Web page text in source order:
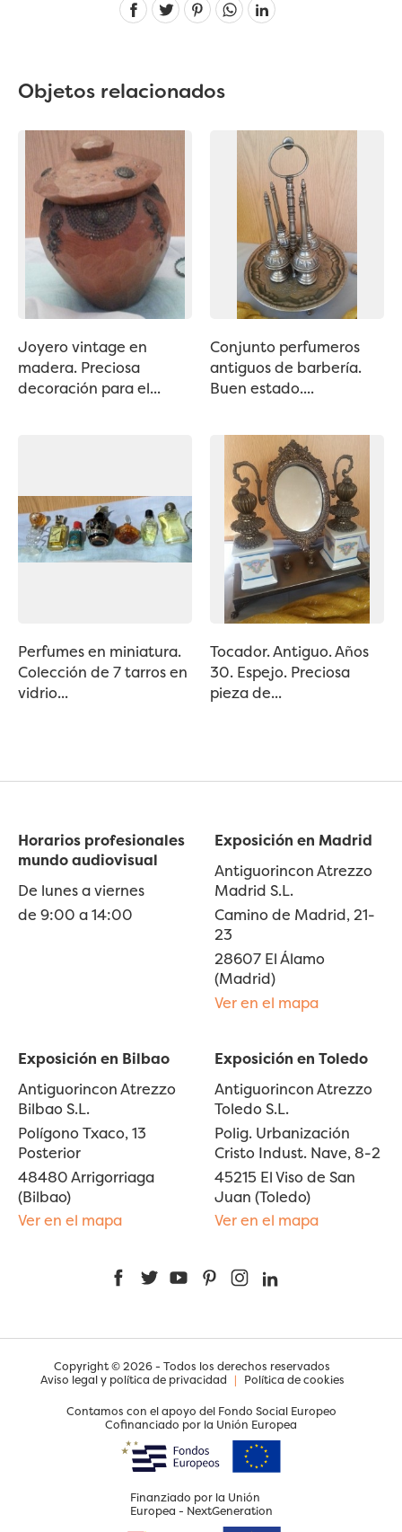
Linkedin
Objetos relacionados
Joyero vintage en
madera. Preciosa
decoración para el...
Conjunto perfumeros
antiguos de barbería.
Buen estado....
Perfumes en miniatura.
Colección de 7 tarros en
vidrio...
Tocador. Antiguo. Años
30. Espejo. Preciosa
pieza de...
Horarios profesionales
mundo audiovisual
De lunes a viernes
de 9:00 a 14:00
Exposición en Madrid
Antiguorincon Atrezzo
Madrid S.L.
Camino de Madrid, 21-
23
28607 El Álamo
(Madrid)
Ver en el mapa
Exposición en Bilbao
Antiguorincon Atrezzo
Bilbao S.L.
Polígono Txaco, 13
Posterior
48480 Arrigorriaga
(Bilbao)
Ver en el mapa
Exposición en Toledo
Antiguorincon Atrezzo
Toledo S.L.
Polig. Urbanización
Cristo Indust. Nave, 8-2
45215 El Viso de San
Juan (Toledo)
Ver en el mapa
FacebookTwitterYouTubePinterestInstagram
Copyright © 2026 - Todos los derechos reservados
Aviso legal y política de privacidad | Política de cookies
Contamos con el apoyo del Fondo Social Europeo
Cofinanciado por la Unión Europea
Finanziado por la Unión
Europea - NextGeneration